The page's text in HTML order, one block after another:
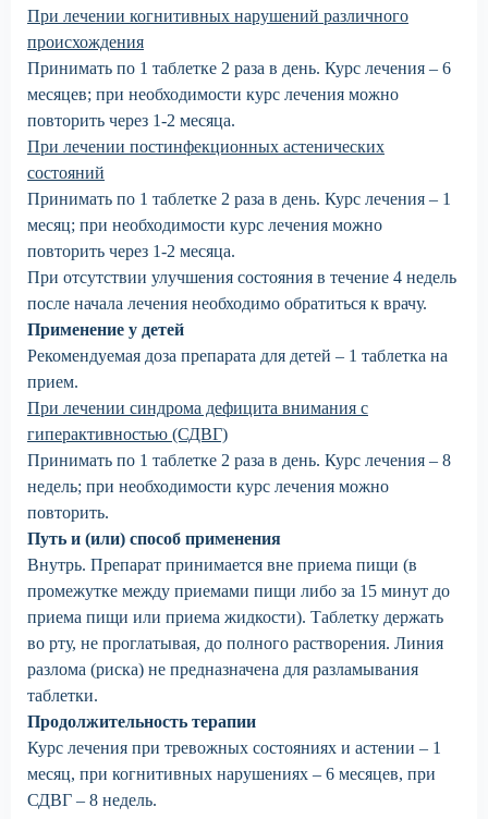
При лечении когнитивных нарушений различного
происхождения
Принимать по 1 таблетке 2 раза в день. Курс лечения – 6
месяцев; при необходимости курс лечения можно
повторить через 1-2 месяца.
При лечении постинфекционных астенических
состояний
Принимать по 1 таблетке 2 раза в день. Курс лечения – 1
месяц; при необходимости курс лечения можно
повторить через 1-2 месяца.
При отсутствии улучшения состояния в течение 4 недель
после начала лечения необходимо обратиться к врачу.
Применение у детей
Рекомендуемая доза препарата для детей – 1 таблетка на
прием.
При лечении синдрома дефицита внимания с
гиперактивностью (СДВГ)
Принимать по 1 таблетке 2 раза в день. Курс лечения – 8
недель; при необходимости курс лечения можно
повторить.
Путь и (или) способ применения
Внутрь. Препарат принимается вне приема пищи (в
промежутке между приемами пищи либо за 15 минут до
приема пищи или приема жидкости). Таблетку держать
во рту, не проглатывая, до полного растворения. Линия
разлома (риска) не предназначена для разламывания
таблетки.
Продолжительность терапии
Курс лечения при тревожных состояниях и астении – 1
месяц, при когнитивных нарушениях – 6 месяцев, при
СДВГ – 8 недель.